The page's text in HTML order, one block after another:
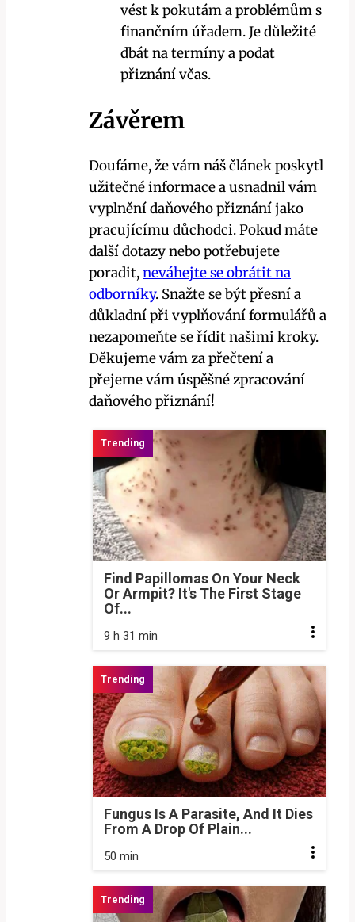
vést k pokutám a problémům s
finančním úřadem. Je důležité
dbát na termíny a podat
přiznání včas.
Závěrem
Doufáme, že vám náš článek poskytl
užitečné informace a usnadnil vám
vyplnění daňového přiznání jako
pracujícímu důchodci. Pokud máte
další dotazy nebo potřebujete
poradit,neváhejte se obrátit na
odborníky. Snažte se být přesní a
důkladní při vyplňování formulářů a
nezapomeňte se řídit našimi kroky.
Děkujeme vám za přečtení a
přejeme vám úspěšné zpracování
daňového přiznání!
Find Papillomas On Your Neck
Or Armpit? It's The First Stage
Of...
9 h 31 min
Fungus Is A Parasite, And It Dies
From A Drop Of Plain...
50 min